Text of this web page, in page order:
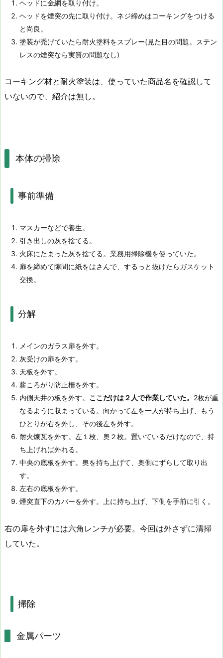
ヘッドに金網を取り付け。
ヘッドを煙突の先に取り付け。ネジ締めはコーキングをつける
と尚良。
塗装が禿げていたら耐火塗料をスプレー(見た目の問題。ステン
レスの煙突なら実質の問題なし)
コーキング材と耐火塗装は、使っていた商品名を確認して
いないので、紹介は無し。
本体の掃除
事前準備
マスカーなどで養生。
引き出しの灰を捨てる。
火床にたまった灰を捨てる。業務用掃除機を使っていた。
扉を締めて隙間に紙をはさんで、するっと抜けたらガスケット
交換。
分解
メインのガラス扉を外す。
灰受けの扉を外す。
天板を外す。
薪ころがり防止柵を外す。
内側天井の板を外す。 ここだけは２人で作業していた。 2枚が重
なるように収まっている。向かって左を一人が持ち上げ、もう
ひとりが右を外し、その後左を外す。
耐火煉瓦を外す。左１枚、奥２枚。置いているだけなので、持
ち上げれば外れる。
中央の底板を外す。奥を持ち上げて、奥側にずらして取り出
す。
左右の底板を外す。
煙突直下のカバーを外す。上に持ち上げ、下側を手前に引く。
右の扉を外すには六角レンチが必要。今回は外さずに清掃
していた。
掃除
金属パーツ